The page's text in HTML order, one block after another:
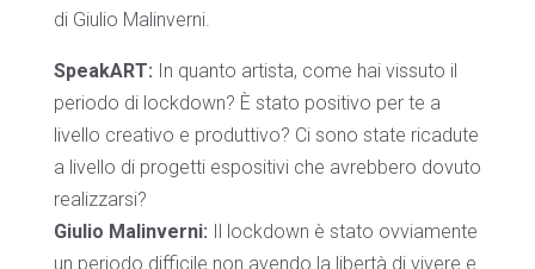
di Giulio Malinverni.
SpeakART: In quanto artista, come hai vissuto il
periodo di lockdown? È stato positivo per te a
livello creativo e produttivo? Ci sono state ricadute
a livello di progetti espositivi che avrebbero dovuto
realizzarsi?
Giulio Malinverni: Il lockdown è stato ovviamente
un periodo difficile non avendo la libertà di vivere e